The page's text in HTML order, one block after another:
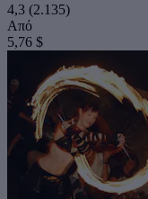
4,3 (2.135)
Από
5,76 $